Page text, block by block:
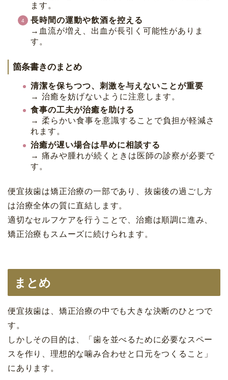
ます。
長時間の運動や飲酒を控える
→血流が増え、出血が長引く可能性がありま
す。
箇条書きのまとめ
清潔を保ちつつ、刺激を与えないことが重要
→ 治癒を妨げないように注意します。
食事の工夫が治癒を助ける
→ 柔らかい食事を意識することで負担が軽減さ
れます。
治癒が遅い場合は早めに相談する
→ 痛みや腫れが続くときは医師の診察が必要で
す。
便宜抜歯は矯正治療の一部であり、抜歯後の過ごし方
は治療全体の質に直結します。
適切なセルフケアを行うことで、治癒は順調に進み、
矯正治療もスムーズに続けられます。
まとめ
便宜抜歯は、矯正治療の中でも大きな決断のひとつで
す。
しかしその目的は、「歯を並べるために必要なスペー
スを作り、理想的な噛み合わせと口元をつくること」
にあります。